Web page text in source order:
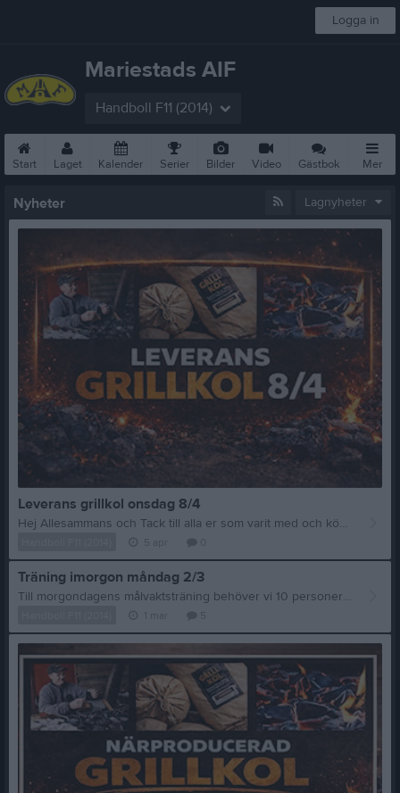
Logga in
Mariestads AIF
Handboll F11 (2014)
Start Laget Kalender Serier Bilder Video Gästbok Mer
Nyheter Lagnyheter
Leverans grillkol onsdag 8/4
Hej Allesammans och Tack till alla er som varit med och köpt kol och sponsrat oss i Mariestads AIF Handboll! Gällande leverans så kommer detta ske på Onsdag kväll - 8/4. Vi kommer att ha ett släp stående på Vadsboskolans parkering från kl. 17.30 - 18.30. Vi kommer att köra ut säckarna under kvällen tills vi har fått ut alla, eller åtminstone så många som möjligt som vi får tag i. Säckar som inte levererats/hämtats så kommer dessa att finnas hos Viktor Svegreus efter onsdagen 8/4, vilka kan hämtas upp på kvällstid. Viktor nås på telefonnummer: 076-100 72 22 - skriv gärna sms så svarar jag så snabbt jag kan! Hoppas ni haft en fantastisk påsk!
Träning imorgon måndag 2/3
Till morgondagens målvaktsträning behöver vi 10 personer som kan vara skyttar. Skriv en kommentar om erat barn kan vara med. Träningstiden är som vanligt 16:00-17:30.